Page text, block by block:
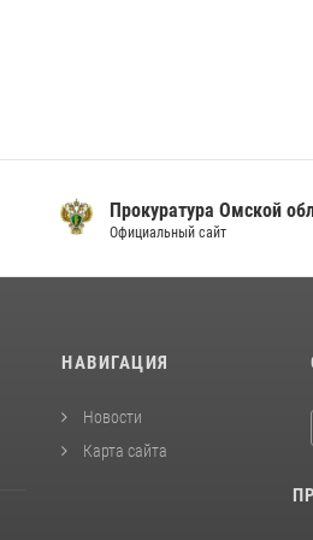
Прокуратура Омской
Официальный сайт
НАВИГАЦИЯ
Новости
Карта сайта